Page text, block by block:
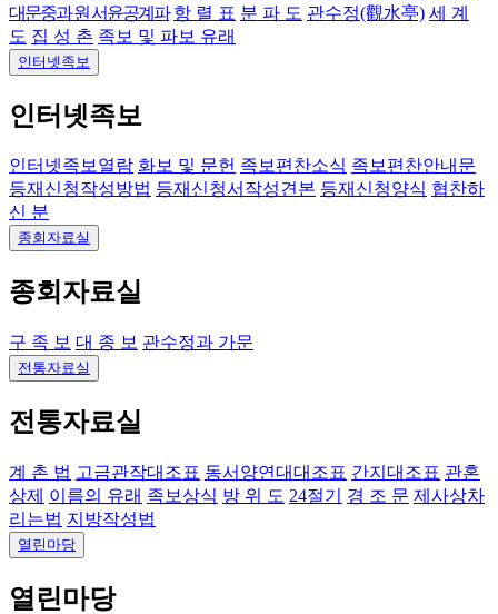
대문중과 원 서윤공계파 항 렬 표 분 파 도 관수정(觀水亭) 세 계
도 집 성 촌 족보 및 파보 유래
인터넷족보
인터넷족보
인터넷족보열람 화보 및 문헌 족보편찬소식 족보편찬안내문
등재신청작성방법 등재신청서작성견본 등재신청양식 협찬하
신 분
종회자료실
종회자료실
구 족 보 대 종 보 관수정과 가문
전통자료실
전통자료실
계 촌 법 고금관작대조표 동서양연대대조표 간지대조표 관혼
상제 이름의 유래 족보상식 방 위 도 24절기 경 조 문 제사상차
리는법 지방작성법
열린마당
열린마당